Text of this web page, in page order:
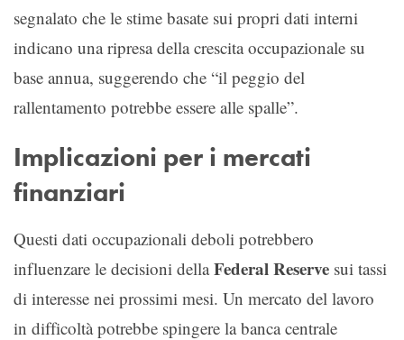
segnalato che le stime basate sui propri dati interni
indicano una ripresa della crescita occupazionale su
base annua, suggerendo che “il peggio del
rallentamento potrebbe essere alle spalle”.
Implicazioni per i mercati
finanziari
Questi dati occupazionali deboli potrebbero
influenzare le decisioni dellaFederal Reserve sui tassi
di interesse nei prossimi mesi. Un mercato del lavoro
in difficoltà potrebbe spingere la banca centrale